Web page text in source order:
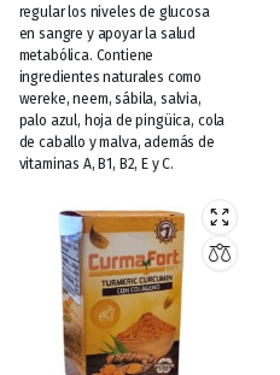
regular los niveles de glucosa
en sangre y apoyar la salud
metabólica. Contiene
ingredientes naturales como
wereke, neem, sábila, salvia,
palo azul, hoja de pingüica, cola
de caballo y malva, además de
vitaminas A, B1, B2, E y C.